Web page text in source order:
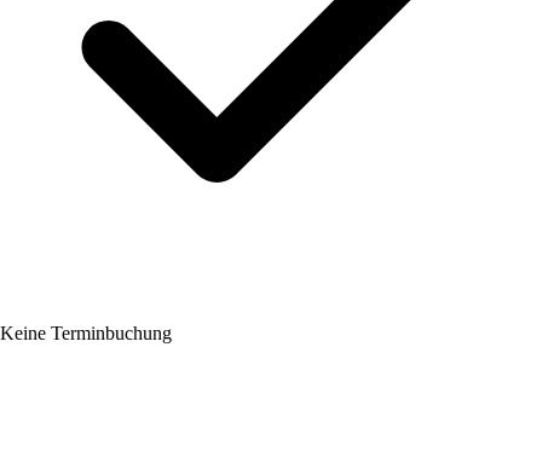
Keine Terminbuchung